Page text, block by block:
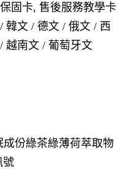
固卡, 售後服務教學卡
韓文 / 德文 / 俄文 / 西
越南文 / 葡萄牙文
份綠茶綠薄荷萃取物
號